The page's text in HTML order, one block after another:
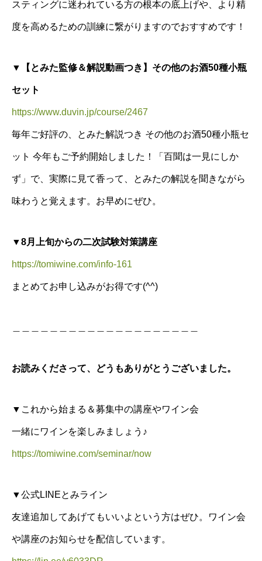
スティングに迷われている方の根本の底上げや、より精
度を高めるための訓練に繋がりますのでおすすめです！
▼【とみた監修＆解説動画つき】その他のお酒50種小瓶
セット
https://www.duvin.jp/course/2467
毎年ご好評の、とみた解説つき その他のお酒50種小瓶セ
ット 今年もご予約開始しました！「百聞は一見にしか
ず」で、実際に見て香って、とみたの解説を聞きながら
味わうと覚えます。お早めにぜひ。
▼8月上旬からの二次試験対策講座
https://tomiwine.com/info-161
まとめてお申し込みがお得です(^^)
お読みくださって、どうもありがとうございました。
▼これから始まる＆募集中の講座やワイン会
一緒にワインを楽しみましょう♪
https://tomiwine.com/seminar/now
▼公式LINEとみライン
友達追加してあげてもいいよという方はぜひ。ワイン会
や講座のお知らせを配信しています。